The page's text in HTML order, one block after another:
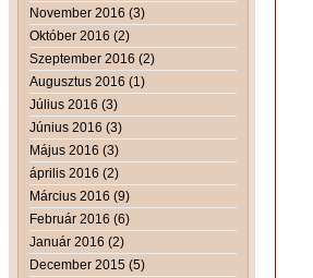
November 2016 (3)
Október 2016 (2)
Szeptember 2016 (2)
Augusztus 2016 (1)
Július 2016 (3)
Június 2016 (3)
Május 2016 (3)
április 2016 (2)
Március 2016 (9)
Február 2016 (6)
Január 2016 (2)
December 2015 (5)